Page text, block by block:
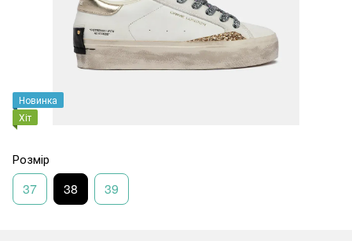
Новинка
Хіт
Розмір
37 38 39